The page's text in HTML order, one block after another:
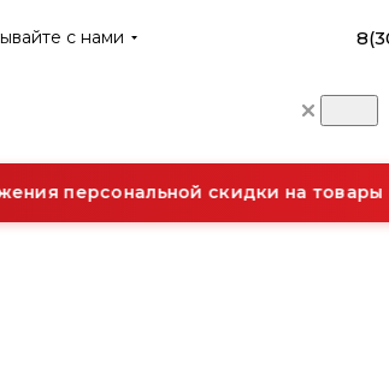
с нами
персональной скидки на товары